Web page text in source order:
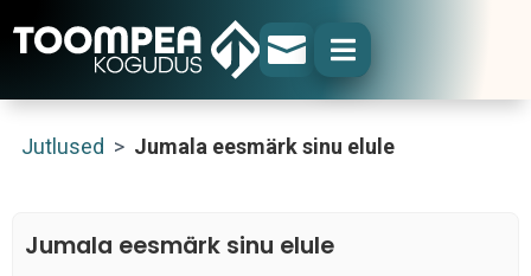
 
Jutlused > Jumala eesmärk sinu elule
Jumala eesmärk sinu elule